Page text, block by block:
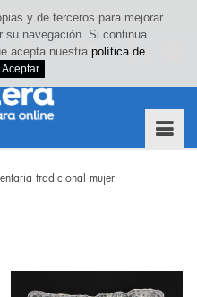
tu cuenta
tradicional mujer
y de terceros para mejorar
su navegación. Si continua
acepta nuestra política de